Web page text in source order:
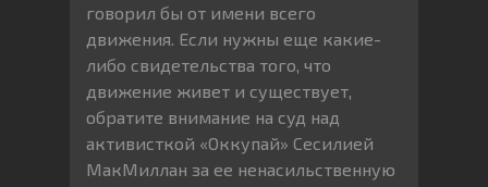
говорил бы от имени всего
движения. Если нужны еще какие-
либо свидетельства того, что
движение живет и существует,
обратите внимание на суд над
активисткой «Оккупай» Сесилией
МакМиллан за ее ненасильственную